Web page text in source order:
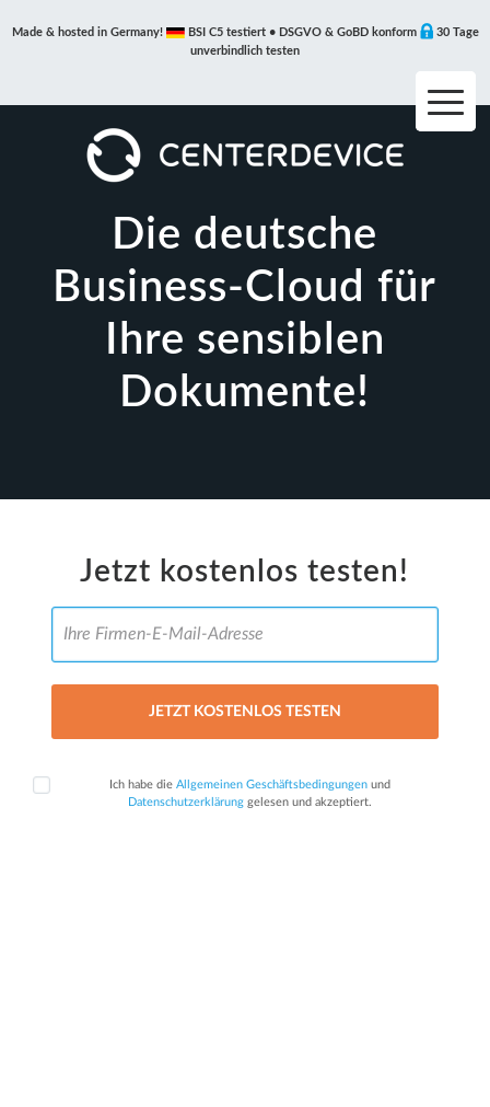
Made & hosted in Germany! BSI C5 testiert • DSGVO & GoBD konform
30 Tage
unverbindlich testen
Die deutsche
Business-Cloud für
Ihre sensiblen
Dokumente!
Jetzt kostenlos testen!